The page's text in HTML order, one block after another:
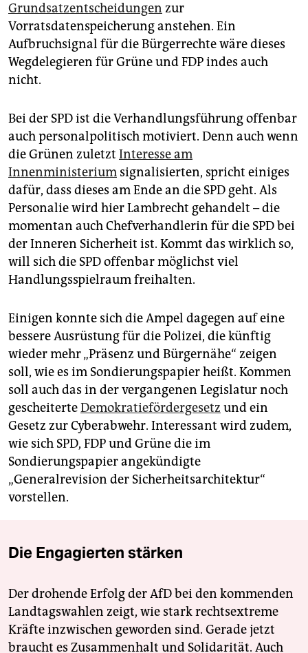
Grundsatzentscheidungen zur
Vorratsdatenspeicherung anstehen. Ein
Aufbruchsignal für die Bürgerrechte wäre dieses
Wegdelegieren für Grüne und FDP indes auch
nicht.
Bei der SPD ist die Verhandlungsführung offenbar
auch personalpolitisch motiviert. Denn auch wenn
die Grünen zuletzt Interesse am
Innenministerium signalisierten, spricht einiges
dafür, dass dieses am Ende an die SPD geht. Als
Personalie wird hier Lambrecht gehandelt – die
momentan auch Chefverhandlerin für die SPD bei
der Inneren Sicherheit ist. Kommt das wirklich so,
will sich die SPD offenbar möglichst viel
Handlungsspielraum freihalten.
Einigen konnte sich die Ampel dagegen auf eine
bessere Ausrüstung für die Polizei, die künftig
wieder mehr „Präsenz und Bürgernähe“ zeigen
soll, wie es im Sondierungspapier heißt. Kommen
soll auch das in der vergangenen Legislatur noch
gescheiterteDemokratiefördergesetz und ein
Gesetz zur Cyberabwehr. Interessant wird zudem,
wie sich SPD, FDP und Grüne die im
Sondierungspapier angekündigte
„Generalrevision der Sicherheitsarchitektur“
vorstellen.
Die Engagierten stärken
Der drohende Erfolg der AfD bei den kommenden
Landtagswahlen zeigt, wie stark rechtsextreme
Kräfte inzwischen geworden sind. Gerade jetzt
braucht es Zusammenhalt und Solidarität. Auch